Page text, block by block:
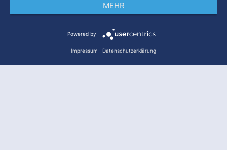
Datenschutz
MEHR
Powered by
Impressum Datenschutzerklärung